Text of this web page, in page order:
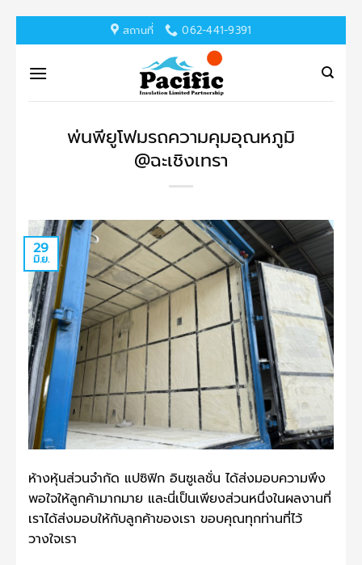
ไป
ยัง
เนื้อหา
สถานที่ 062-441-9391
พ่นพียูโฟมรถความคุมอุณหภูมิ
@ฉะเชิงเทรา
29
มิ.ย.
ห้างหุ้นส่วนจำกัด แปซิฟิก อินซูเลชั่น ได้ส่งมอบความพึง
พอใจให้ลูกค้ามากมาย และนี่เป็นเพียงส่วนหนึ่งในผลงานที่
เราได้ส่งมอบให้กับลูกค้าของเรา ขอบคุณทุกท่านที่ไว้
วางใจเรา